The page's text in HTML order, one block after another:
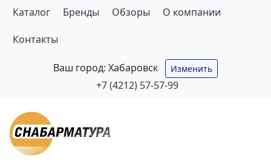
Каталог Бренды Обзоры О компании
Контакты
Ваш город: Хабаровск Изменить
+7 (4212) 57-57-99